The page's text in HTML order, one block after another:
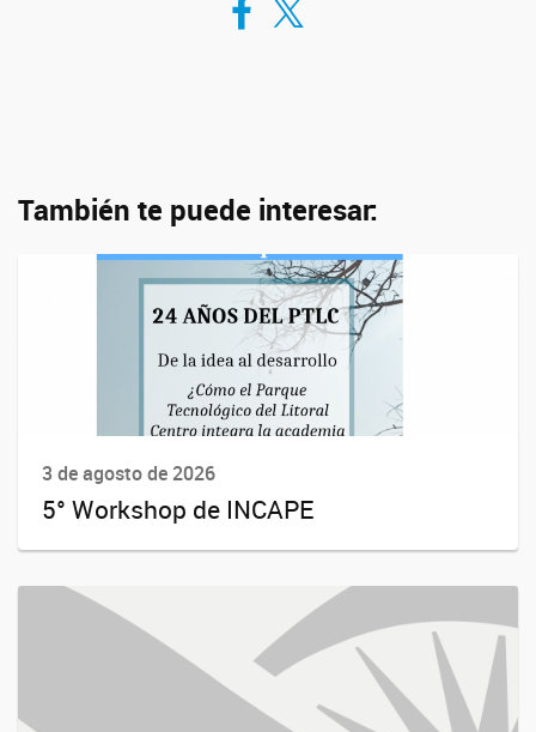
También te puede interesar:
3 de agosto de 2026
5° Workshop de INCAPE